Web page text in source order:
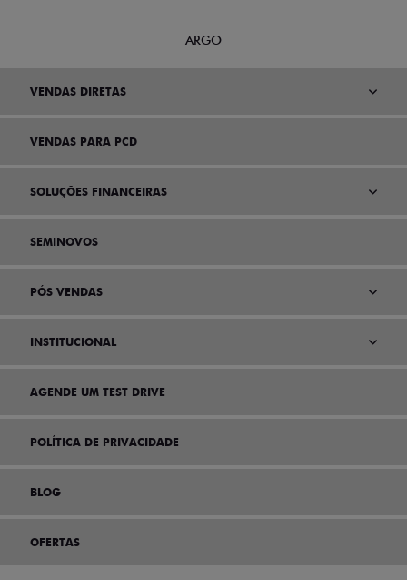
ARGO
VENDAS DIRETAS
VENDAS PARA PCD
SOLUÇÕES FINANCEIRAS
SEMINOVOS
PÓS VENDAS
INSTITUCIONAL
AGENDE UM TEST DRIVE
POLÍTICA DE PRIVACIDADE
BLOG
OFERTAS